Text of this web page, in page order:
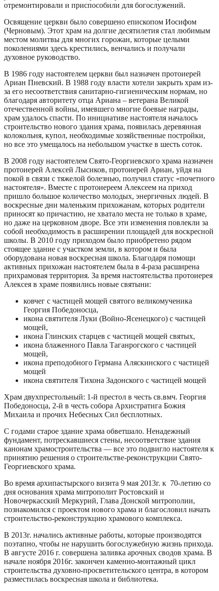
отремонтировали и приспособили для богослужений.
Освящение церкви было совершено епископом Иосифом
(Черновым). Этот храм на долгие десятилетия стал любимым
местом молитвы для многих горожан, которые целыми
поколениями здесь крестились, венчались и получали
духовное руководство.
В 1986 году настоятелем церкви был назначен протоиерей
Ариан Пневский. В 1988 году власти хотели закрыть храм из-
за его несоответствия санитарно-гигиеническим нормам, но
благодаря авторитету отца Ариана – ветерана Великой
отечественной войны, имевшего многие боевые награды,
храм удалось спасти. По инициативе настоятеля началось
строительство нового здания храма, появилась деревянная
колокольня, купол, необходимые хозяйственные постройки,
но все это умещалось на небольшом участке в шесть соток.
В 2008 году настоятелем Свято-Георгиевского храма назначен
протоиерей Алексей Лысиков, протоиерей Ариан, уйдя на
покой в связи с тяжелой болезнью, получил статус «почетного
настоятеля». Вместе с протоиереем Алексеем на приход
пришло большое количество молодых, энергичных людей. В
воскресные дни маленьким прихожанам, которых родители
приносят ко причастию, не хватало места не только в храме,
но даже на церковном дворе. Все эти изменения повлекли за
собой необходимость в расширении площадей для воскресной
школы. В 2010 году приходом было приобретено рядом
стоящее здание с участком земли, в котором и была
оборудована новая воскресная школа. Благодаря помощи
активных прихожан настоятелем была в 4-раза расширена
прихрамовая территория. За время настоятельства протоиерея
Алексея в храме появились новые святыни:
ковчег с частицей мощей святого великомученика
Георгия Победоносца,
икона святителя Луки (Войно-Ясенецкого) с частицей
мощей,
икона Глинских старцев с частицей мощей святых,
икона блаженного Павла Таганрогского с частицей
мощей,
икона преподобного Германа Аляскинского с частицей
мощей
икона святителя Тихона Задонского с частицей мощей
Храм двухпрестольный: 1-й престол в честь св.вмч. Георгия
Победоносца, 2-й в честь собора Архистратига Божия
Михаила и прочих Небесных Сил бесплотных.
С годами старое здание храма обветшало. Ненадежный
фундамент, потрескавшиеся стены, несоответствие здания
канонам храмостроительства — все это подвигло настоятеля к
принятию решения о строительстве-реконструкции Свято-
Георгиевского храма.
Во время архипастырского визита 9 мая 2013г. к 70-летию со
дня основания храма митрополит Ростовский и
Новочеркасский Меркурий, Глава Донской митрополии,
познакомился с проектом нового храма и благословил начать
строительство-реконструкцию храмового комплекса.
В 2013г. начались активные работы, которые производятся
поэтапно, чтобы не нарушить богослужебную жизнь прихода.
В августе 2016 г. совершена заливка арочных сводов храма. В
начале ноября 2016г. закончен каменно-монтажный цикл
строительства духовно-просветительского центра, в котором
разместилась воскресная школа и библиотека.